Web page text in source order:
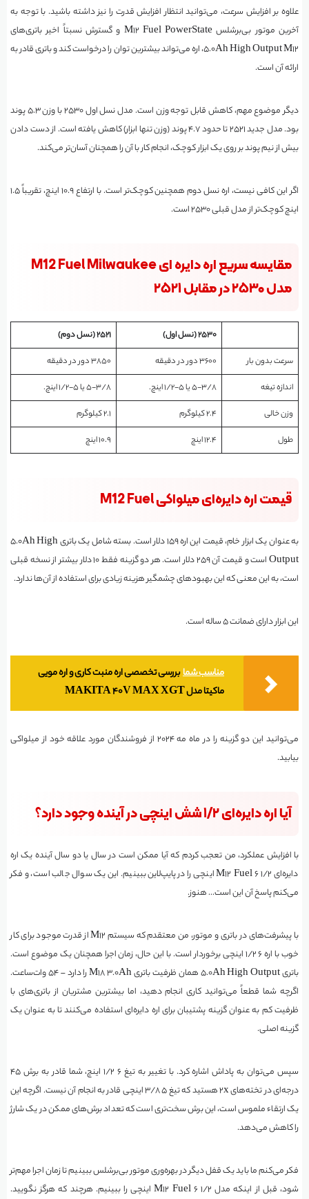
علاوه بر افزایش سرعت، می‌توانید انتظار افزایش قدرت را نیز داشته باشید. با توجه به
آخرین موتور بی‌برشلس M12 Fuel PowerState و گسترش نسبتاً اخیر باتری‌های
۵.0Ah High Output M12، اره می‌تواند بیشترین توان را درخواست کند و باتری قادر به
ارائه آن است.
دیگر موضوع مهم، کاهش قابل توجه وزن است. مدل نسل اول ۲۵۳۰ با وزن ۵.۳ پوند
بود. مدل جدید ۲۵۲۱ تا حدود ۴.۷ پوند (وزن تنها ابزار) کاهش یافته است. از دست دادن
بیش از نیم پوند بر روی یک ابزار کوچک، انجام کار با آن را همچنان آسان‌تر می‌کند.
اگر این کافی نیست، اره نسل دوم همچنین کوچک‌تر است. با ارتفاع ۱۰.۹ اینچ، تقریباً ۱.۵
اینچ کوچک‌تر از مدل قبلی ۲۵۳۰ است.
مقایسه سریع اره دایره ای M12 Fuel Milwaukee
مدل ۲۵۳۰ در مقابل ۲۵۲۱
۲۵۳۰ (نسل اول)
۲۵۲۱ (نسل دوم)
سرعت بدون بار
۳۶۰۰ دور در دقیقه
۳۸۵۰ دور در دقیقه
اندازه تیغه
۵-۳/۸ یا ۵-۱/۲ اینچ.
۵-۳/۸ یا ۵-۱/۲ اینچ.
وزن خالی
۲.۴ کیلوگرم
۲.۱ کیلوگرم
طول
۱۲.۴ اینچ ۱۰.۹ اینچ
قیمت اره دایره‌ای میلواکی M12 Fuel
به عنوان یک ابزار خام، قیمت این اره ۱۵۹ دلار است. بسته شامل یک باتری ۵.0Ah High
Output است و قیمت آن ۲۵۹ دلار است. هر دو گزینه فقط ۱۰ دلار بیشتر از نسخه قبلی
است، به این معنی که این بهبودهای چشمگیر هزینه زیادی برای استفاده از آن‌ها ندارد.
این ابزار دارای ضمانت ۵ ساله است.
مناسب شمابررسی تخصصی اره منبت کاری و اره مویی
ماکیتا مدل MAKITA 40V MAX XGT
می‌توانید این دو گزینه را در ماه مه ۲۰۲۴ از فروشندگان مورد علاقه خود از میلواکی
بیابید.
آیا اره دایره‌ای ۱/۲ شش اینچی در آینده وجود دارد؟
با افزایش عملکرد، من تعجب کردم که آیا ممکن است در سال یا دو سال آینده یک اره
دایره‌ای M12 Fuel 6 1/2 اینچی را در پایپ‌لاین ببینیم. این یک سوال جالب است، و فکر
می‌کنم پاسخ آن این است… هنوز.
با پیشرفت‌های در باتری و موتور، من معتقدم که سیستم M12 از قدرت موجود برای کار
خوب با اره ۶ ۱/۲ اینچی برخوردار است. با این حال، زمان اجرا همچنان یک موضوع است.
باتری ۵.0Ah High Output همان ظرفیت باتری M18 3.0Ah را دارد – ۵۴ وات‌ساعت.
اگرچه شما قطعاً می‌توانید کاری انجام دهید، اما بیشترین مشتریان از باتری‌های با
ظرفیت کم به عنوان گزینه پشتیبان برای اره دایره‌ای استفاده می‌کنند تا به عنوان یک
گزینه اصلی.
سپس می‌توان به پاداش اشاره کرد. با تغییر به تیغ ۶ ۱/۲ اینچ، شما قادر به برش ۴۵
درجه‌ای در تخته‌های 2x هستید که تیغ ۵ ۳/۸ اینچی قادر به انجام آن نیست. اگرچه این
یک ارتقاء ملموس است، این برش سخت‌تری است که تعداد برش‌های ممکن در یک شارژ
را کاهش می‌دهد.
فکر می‌کنم ما باید یک قفل دیگر در بهره‌وری موتور بی‌برشلس ببینیم تا زمان اجرا مهم‌تر
شود، قبل از اینکه مدل M12 Fuel 6 1/2 اینچی را ببینیم. هرچند که هرگز نگویید.